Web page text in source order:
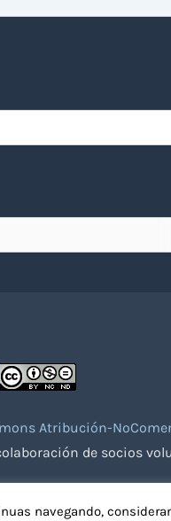
Atribución-
de socios
navegando,